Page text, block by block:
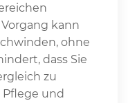
kann
ohne
dass Sie
zu
und